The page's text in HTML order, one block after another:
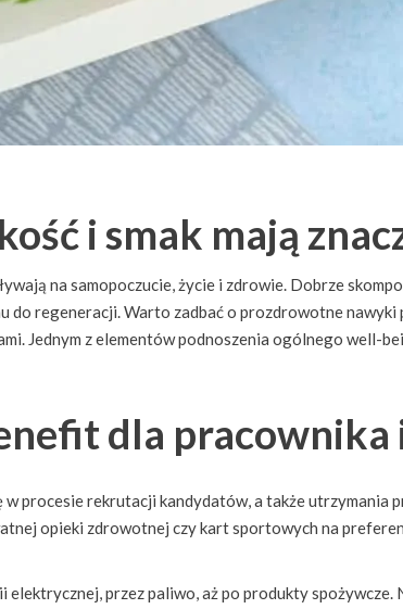
i smak mają
na samopoczucie, życie i zdrowie. Dobrze
do regeneracji. Warto zadbać o prozdrowotne
Jednym z elementów podnoszenia ogólnego well-
dla
procesie rekrutacji kandydatów, a także utrzymania
opieki zdrowotnej czy kart sportowych na
przez paliwo, aż po produkty